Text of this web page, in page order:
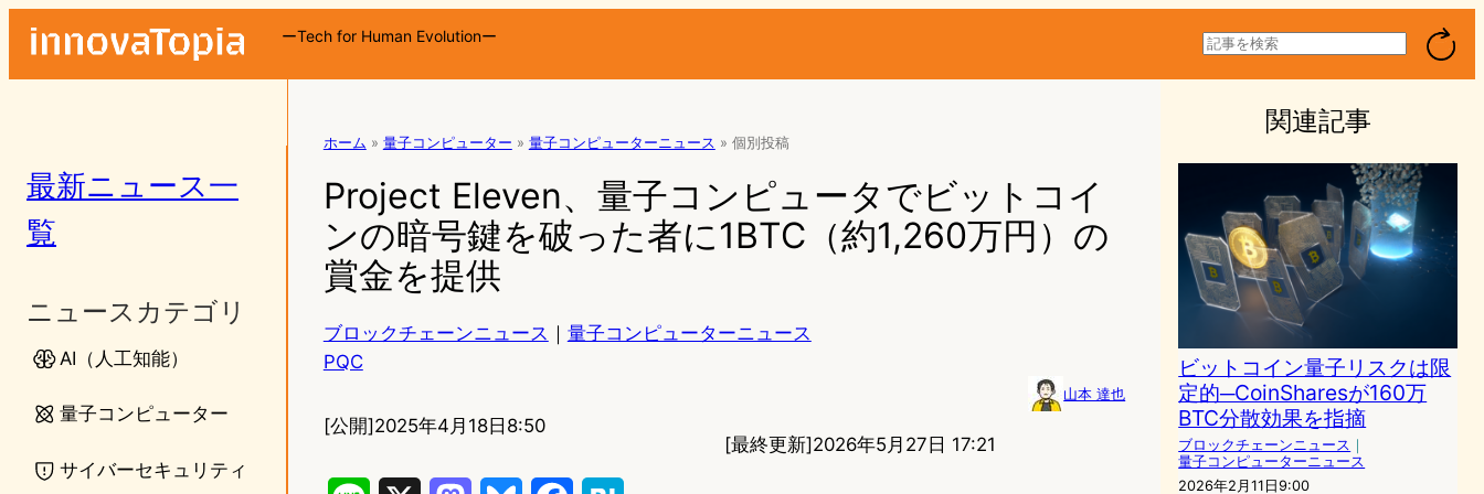
ーTech for Human Evolutionー
検
索
最新ニュース一
覧
ニュースカテゴリ
AI（人工知能）
量子コンピューター
サイバーセキュリティ
ホーム » 量子コンピューター » 量子コンピューターニュース » 個別投稿
Project Eleven、量子コンピュータでビットコイ
ンの暗号鍵を破った者に1BTC（約1,260万円）の
賞金を提供
ブロックチェーンニュース ｜ 量子コンピューターニュース
PQC
山本 達也
[公開]2025年4月18日8:50
[最終更新]2026年5月27日 17:21
関連記事
ビットコイン量子リスクは限
定的─CoinSharesが160万
BTC分散効果を指摘
ブロックチェーンニュース ｜
量子コンピューターニュース
2026年2月11日9:00